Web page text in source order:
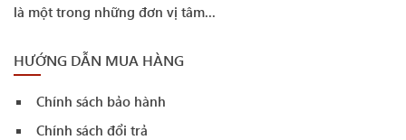
là một trong những đơn vị tâm...
HƯỚNG DẪN MUA HÀNG
Chính sách bảo hành
Chính sách đổi trả